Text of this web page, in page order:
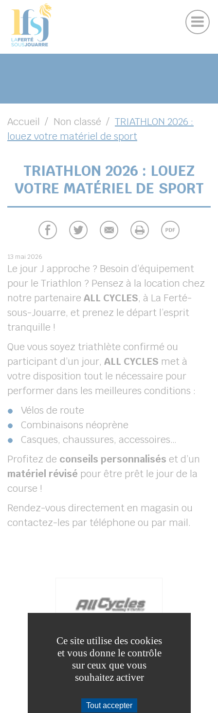
( VOS LOISIRS )
Publications
Suivez-nous sur Facebook
Suivez-nous sur Instagram
Suivez-nous sur Youtube
Suivez-nous sur Linkedin
Accueil Non classé
TRIATHLON 2026 :
louez votre matériel de sport
TRIATHLON 2026 : LOUEZ
VOTRE MATÉRIEL DE SPORT
13 mai 2026
Le jour J approche ? Besoin d’équipement
pour le Triathlon ? Pensez à la location chez
notre partenaire ALL CYCLES, à La Ferté-
sous-Jouarre, et prenez le départ l’esprit
tranquille !
Que vous soyez triathlète confirmé ou
participant d’un jour, ALL CYCLES met à
votre disposition tout le nécessaire pour
performer dans les meilleures conditions :
Vélos de route
Combinaisons néoprène
Casques, chaussures, accessoires…
Profitez de conseils personnalisés et d’un
matériel révisé pour être prêt le jour de la
course !
Rendez-vous directement en magasin ou
contactez-les par téléphone ou par mail.
ALL CYCLES
Panneau de gestion des cookies
Ce site utilise des cookies
et vous donne le contrôle
sur ceux que vous
souhaitez activer
Tout accepter